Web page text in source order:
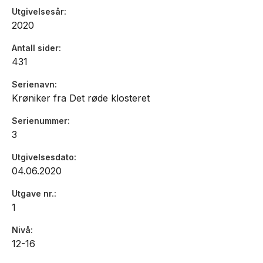
Utgivelsesår
2020
Antall sider
431
Serienavn
Krøniker fra Det røde klosteret
Serienummer
3
Utgivelsesdato
04.06.2020
Utgave nr.
1
Nivå
12-16